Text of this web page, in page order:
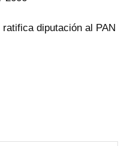
ratifica diputación al PAN